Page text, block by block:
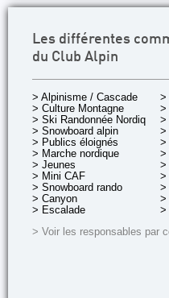
Les différentes
du Club Alpin
> Alpinisme / Cascade
> Culture Montagne
> Ski Randonnée Nordique
> Snowboard alpin
> Publics éloignés
> Marche nordique
> Jeunes
> Mini CAF
> Snowboard rando
> Canyon
> Escalade
>
>
>
>
>
>
>
>
>
>
>
> Voir les responsables par